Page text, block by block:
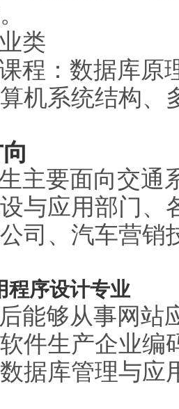
类
：数据库原
机系统结构、
要面向交通
与应用部门、
司、汽车营销
序设计专业
够从事网站
件生产企业
据库管理与应